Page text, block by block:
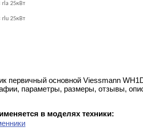
rla 25кВт
rlu 25кВт
первичный основной Viessmann
параметры, размеры, отзывы,
в моделях техники: